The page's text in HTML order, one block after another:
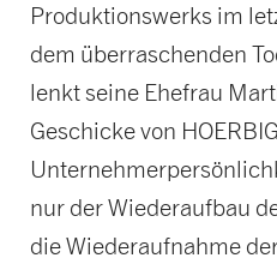
Produktionswerks im
dem überraschenden
lenkt seine Ehefrau
Geschicke von
nur der Wiederaufbau
die Wiederaufnahme